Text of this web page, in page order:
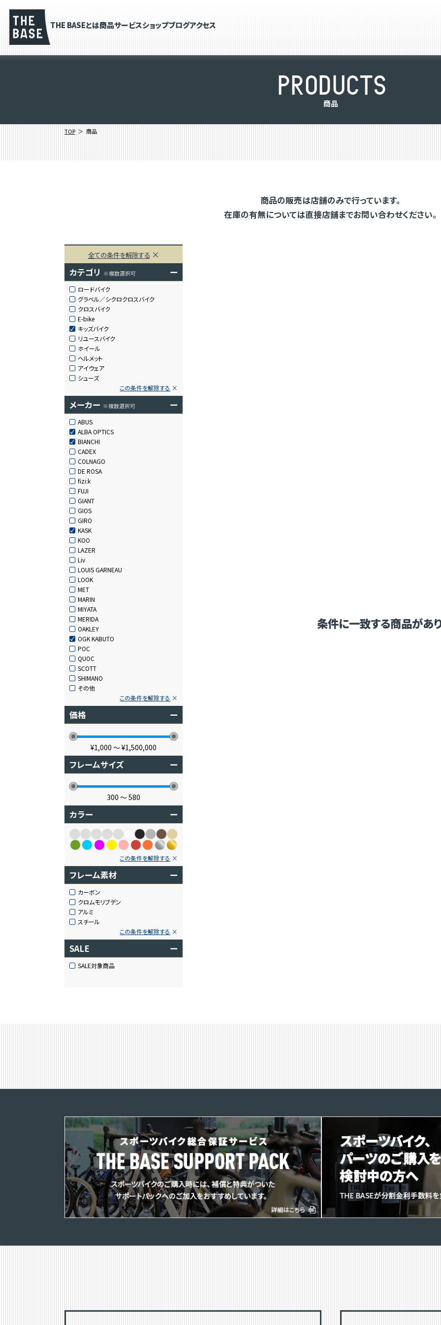
THE BASEとは商品サービスショップブログアクセス
PRODUCTS
商品
TOP 商品
商品の販売は店舗のみで行っています。
在庫の有無については直接店舗までお問い合わせください。
全ての条件を解除する
カテゴリ ※複数選択可 ー
ロードバイク
グラベル／シクロクロスバイク
クロスバイク
E-bike
キッズバイク
リユースバイク
ホイール
ヘルメット
アイウェア
シューズ
この条件を解除する
メーカー ※複数選択可 ー
ABUS
ALBA OPTICS
BIANCHI
CADEX
COLNAGO
DE ROSA
fizi:k
FUJI
GIANT
GIOS
GIRO
KASK
KOO
LAZER
Liv
LOUIS GARNEAU
LOOK
MET
MARIN
MIYATA
MERIDA
OAKLEY
OGK KABUTO
POC
QUOC
SCOTT
SHIMANO
その他
この条件を解除する
価格 ー
¥1,000 〜¥1,500,000
フレームサイズ ー
300 〜580
カラー ー
この条件を解除する
フレーム素材 ー
カーボン
クロムモリブデン
アルミ
スチール
この条件を解除する
SALE ー
SALE対象商品
条件に一致する商品があ